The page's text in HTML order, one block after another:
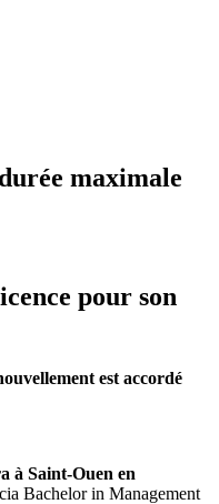
maximale
pour son
est accordé
à Saint-Ouen en
Bachelor in Management